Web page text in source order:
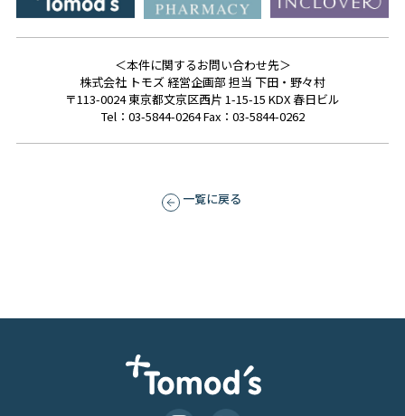
＜本件に関するお問い合わせ先＞
株式会社 トモズ 経営企画部 担当 下田・野々村
〒113-0024 東京都文京区西片 1-15-15 KDX 春日ビル
Tel：03-5844-0264 Fax：03-5844-0262
一覧に戻る